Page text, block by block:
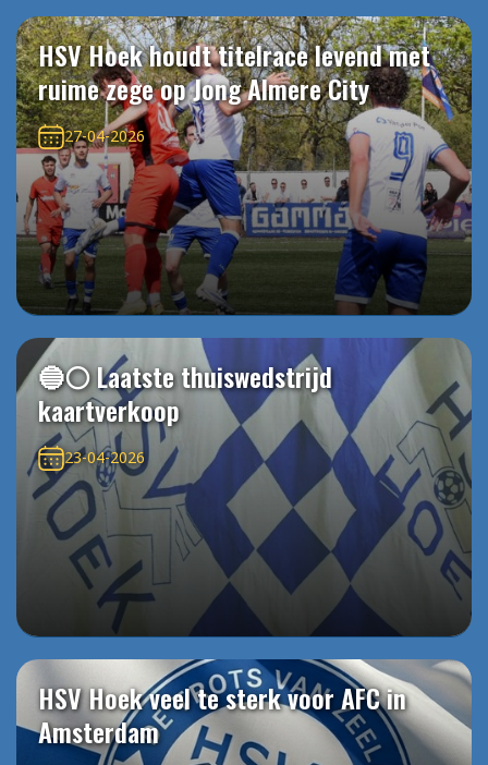
HSV Hoek houdt titelrace levend met
ruime zege op Jong Almere City
27-04-2026
🔵⚪️ Laatste thuiswedstrijd
kaartverkoop
23-04-2026
HSV Hoek veel te sterk voor AFC in
Amsterdam